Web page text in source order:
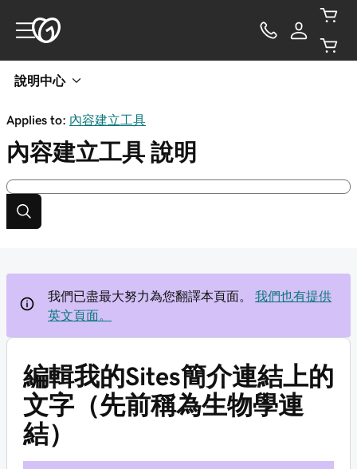
說明中心
Applies to: 內容建立工具
內容建立工具 說明
我們已盡最大努力為您翻譯本頁面。
我們也有提供
英文頁面。
編輯我的Sites簡介連結上的
文字（先前稱為生物學連
結）